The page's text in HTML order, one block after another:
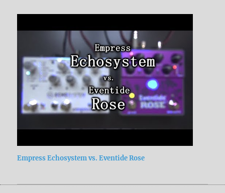
Empress Echosystem vs. Eventide Rose